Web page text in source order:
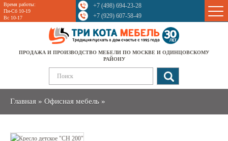
Время работы:
Пн-Сб 10-19
Вс 10-17
+7 (498) 694-23-28
+7 (929) 607-58-49
ПРОДАЖА И ПРОИЗВОДСТВО МЕБЕЛИ ПО МОСКВЕ И ОДИНЦОВСКОМУ
РАЙОНУ
Главная » Офисная мебель »
Sale